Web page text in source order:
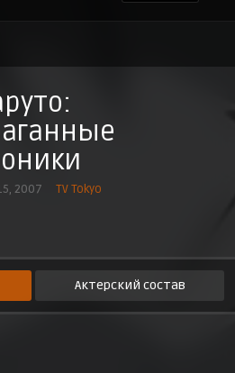
Какаси
Девяти Драконов
2007 TV Tokyo
Актерский состав